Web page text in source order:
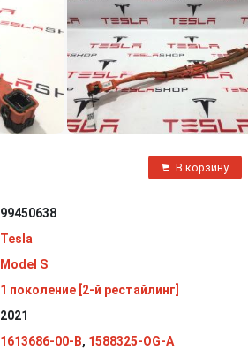
В корзину
99450638
Tesla
Model S
1 поколение [2-й рестайлинг]
2021
1613686-00-B, 1588325-OG-A